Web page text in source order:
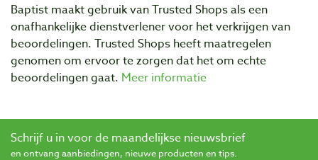
Baptist maakt gebruik van Trusted Shops als een
onafhankelijke dienstverlener voor het verkrijgen van
beoordelingen. Trusted Shops heeft maatregelen
genomen om ervoor te zorgen dat het om echte
beoordelingen gaat. Meer informatie
Schrijf u in voor de maandelijkse nieuwsbrief
en ontvang aanbiedingen, nieuwe producten en tips.